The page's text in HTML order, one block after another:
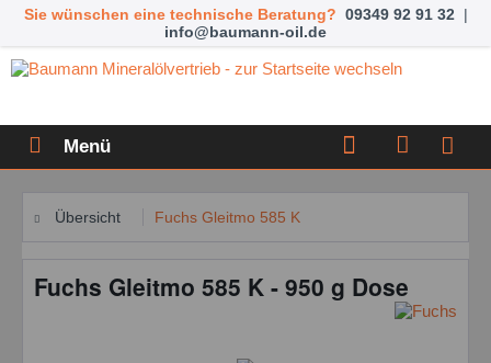
Sie wünschen eine technische Beratung? 09349 92 91 32 |
info@baumann-oil.de
Menü
Übersicht Fuchs Gleitmo 585 K
Fuchs Gleitmo 585 K - 950 g Dose